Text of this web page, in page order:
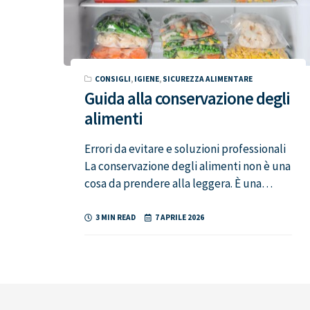
CONSIGLI, IGIENE, SICUREZZA ALIMENTARE
Guida alla conservazione degli
alimenti
Errori da evitare e soluzioni professionali
La conservazione degli alimenti non è una
cosa da prendere alla leggera. È una…
3 MIN READ 7 APRILE 2026